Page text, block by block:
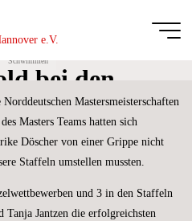
von 1889
Hannover e.V.
DIE
GANZE
DES
SCHWIMM-
und 3-mal
bei den
Schwimmen
Mastersmeisterschaften
Masters Teams hatten sich
Döscher von einer Grippe nicht
Staffeln umstellen mussten.
und 3 in den Staffeln
Tanja Jantzen die erfolgreichsten